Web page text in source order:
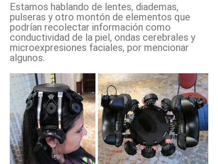
Estamos hablando de lentes, diademas,
pulseras y otro montón de elementos que
podrían recolectar información como
conductividad de la piel, ondas cerebrales y
microexpresiones faciales, por mencionar
algunos.